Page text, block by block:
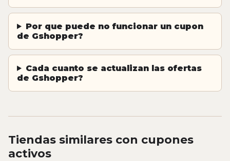
Por que puede no funcionar un cupon
de Gshopper?
Cada cuanto se actualizan las ofertas
de Gshopper?
Tiendas similares con cupones
activos